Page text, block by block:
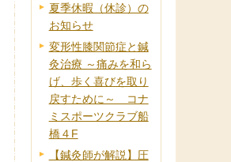
夏季休暇（休診）の
お知らせ
変形性膝関節症と鍼
灸治療 ～痛みを和ら
げ、歩く喜びを取り
戻すために～ コナ
ミスポーツクラブ船
橋４F
【鍼灸師が解説】圧